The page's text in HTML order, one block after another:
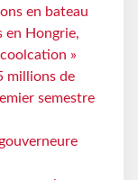
en bateau
en Hongrie,
»
millions de
semestre